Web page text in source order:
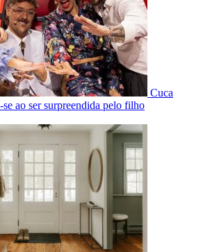
Cuca
se ao ser surpreendida pelo filho